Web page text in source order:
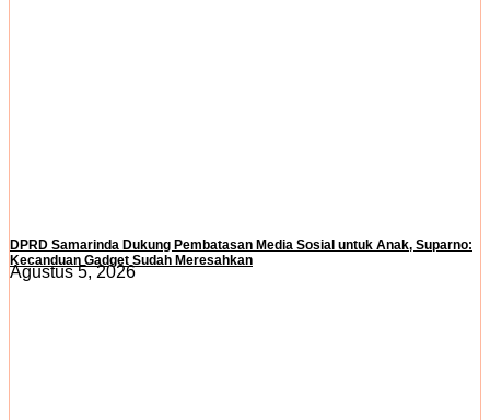
DPRD Samarinda Dukung Pembatasan Media Sosial untuk Anak, Suparno:
Kecanduan Gadget Sudah Meresahkan
Agustus 5, 2026